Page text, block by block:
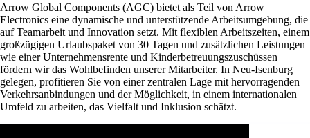
Arrow Global Components (AGC) bietet als Teil von Arrow
Electronics eine dynamische und unterstützende Arbeitsumgebung, die
auf Teamarbeit und Innovation setzt. Mit flexiblen Arbeitszeiten, einem
großzügigen Urlaubspaket von 30 Tagen und zusätzlichen Leistungen
wie einer Unternehmensrente und Kinderbetreuungszuschüssen
fördern wir das Wohlbefinden unserer Mitarbeiter. In Neu-Isenburg
gelegen, profitieren Sie von einer zentralen Lage mit hervorragenden
Verkehrsanbindungen und der Möglichkeit, in einem internationalen
Umfeld zu arbeiten, das Vielfalt und Inklusion schätzt.